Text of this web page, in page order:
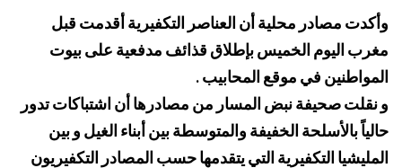
وأكدت مصادر محلية أن العناصر التكفيرية أقدمت قبل
مغرب اليوم الخميس بإطلاق قذائف مدفعية على بيوت
المواطنين في موقع المحابيب .
و نقلت صحيفة نبض المسار من مصادرها أن اشتباكات تدور
حالياً بالأسلحة الخفيفة والمتوسطة بين أبناء الغيل و بين
المليشيا التكفيرية التي يتقدمها حسب المصادر التكفيريون